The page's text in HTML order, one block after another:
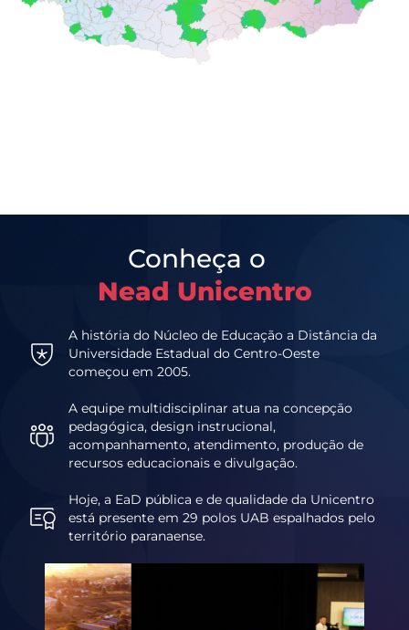
Conheça o
Nead Unicentro
A história do Núcleo de Educação a Distância da
Universidade Estadual do Centro-Oeste
começou em 2005.
A equipe multidisciplinar atua na concepção
pedagógica, design instrucional,
acompanhamento, atendimento, produção de
recursos educacionais e divulgação.
Hoje, a EaD pública e de qualidade da Unicentro
está presente em 29 polos UAB espalhados pelo
território paranaense.